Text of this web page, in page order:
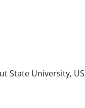
State University,